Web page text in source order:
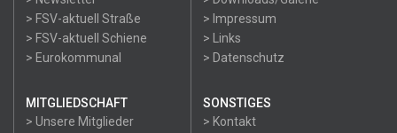
> FSV-aktuell Straße
> FSV-aktuell Schiene
> Eurokommunal
> Impressum
> Links
> Datenschutz
MITGLIEDSCHAFT
> Unsere Mitglieder
SONSTIGES
> Kontakt